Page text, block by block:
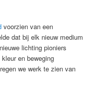
voorzien van een
dat bij elk nieuw medium
lichting pioniers
en beweging
we werk te zien van